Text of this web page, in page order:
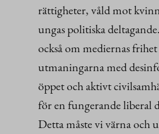
rättigheter, våld mot
ungas politiska
också om mediernas
utmaningarna med
öppet och aktivt
för en fungerande liberal
Detta måste vi värna och